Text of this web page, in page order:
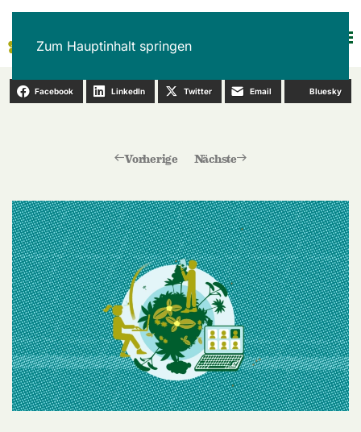
Zum Hauptinhalt springen
Facebook LinkedIn Twitter Email Bluesky
Vorherige Nächste